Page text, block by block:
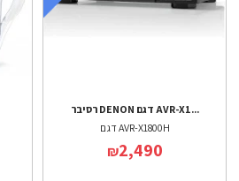
רסיבר DENON דגם AVR-X1...
דגם AVR-X1800H
₪2,490